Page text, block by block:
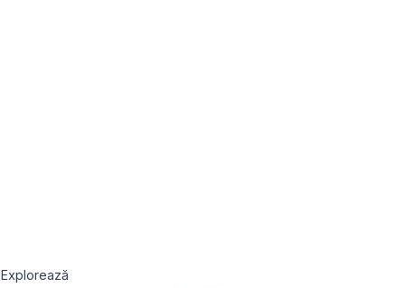
Explorează